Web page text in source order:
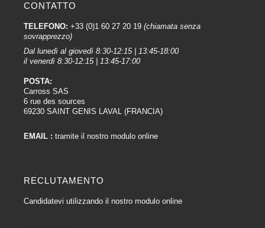
CONTATTO
TELEFONO: +33 (0)1 60 27 20 19 (chiamata senza
sovrapprezzo)
Dal lunedì al giovedì 8:30-12:15 | 13:45-18:00
il venerdì 8:30-12:15 | 13:45-17:00
POSTA:
Carross SAS
6 rue des sources
69230 SAINT GENIS LAVAL (FRANCIA)
EMAIL : tramite il nostro modulo online
RECLUTAMENTO
Candidatevi utilizzando il nostro modulo online